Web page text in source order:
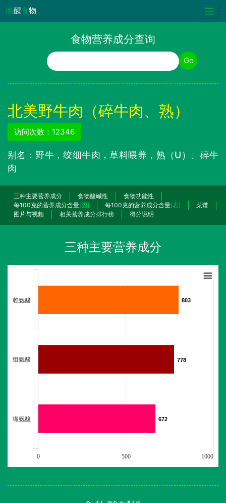
唤醒食物
食物营养成分查询
食物名称 Go
北美野牛肉（碎牛肉、熟）
访问次数：12346
别名：野牛，绞细牛肉，草料喂养，熟（U）、碎牛
肉
三种主要营养成分 食物酸碱性
食物功能性
每100克的营养成分含量[图] 每100克的营养成分含量[表]
菜谱
图片与视频
相关营养成分排行榜 得分说明
三种主要营养成分
803
803
778
778
672
672
赖氨酸
组氨酸
缬氨酸
0 500 1000